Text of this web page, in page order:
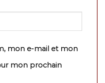
mon e-mail et mon
mon prochain